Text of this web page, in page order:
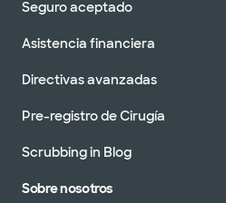
Seguro aceptado
Asistencia financiera
Directivas avanzadas
Pre-registro de Cirugía
Scrubbing in Blog
Sobre nosotros